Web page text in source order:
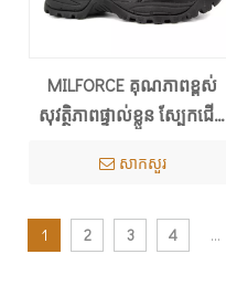
MILFORCE គុណភាពខ្ពស់
សុវត្ថិភាពផ្ទាល់ខ្លួន ស្បែកជើង
សាកសួរ
1 2 3 4 ...